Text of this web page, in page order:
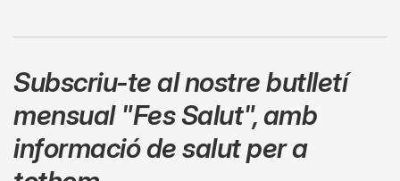
Subscriu-te al nostre butlletí
mensual "Fes Salut",amb
informació de salut per a